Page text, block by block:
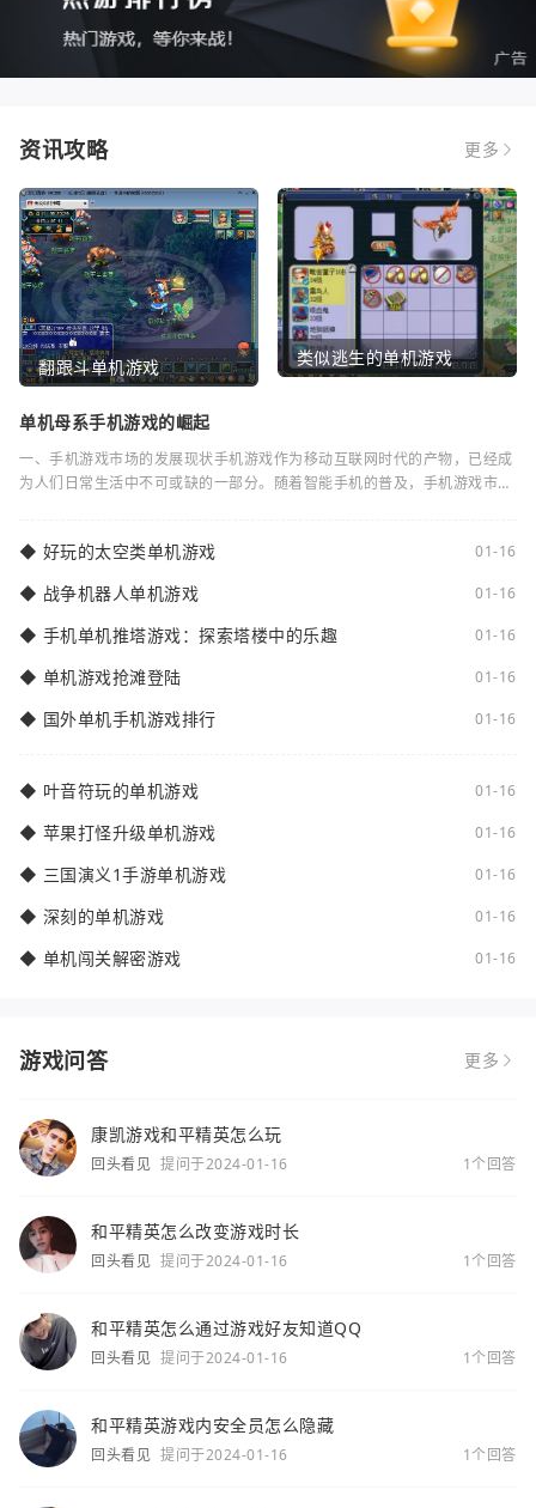
资讯攻略 更多
翻跟斗单机游戏 类似逃生的单机游戏
单机母系手机游戏的崛起
一、手机游戏市场的发展现状手机游戏作为移动互联网时代的产物，已经成
为人们日常生活中不可或缺的一部分。随着智能手机的普及，手机游戏市场
◆ 好玩的太空类单机游戏 01-16
◆ 战争机器人单机游戏 01-16
◆ 手机单机推塔游戏：探索塔楼中的乐趣 01-16
◆ 单机游戏抢滩登陆 01-16
◆ 国外单机手机游戏排行 01-16
◆ 叶音符玩的单机游戏 01-16
◆ 苹果打怪升级单机游戏 01-16
◆ 三国演义1手游单机游戏 01-16
◆ 深刻的单机游戏 01-16
◆ 单机闯关解密游戏 01-16
游戏问答 更多
康凯游戏和平精英怎么玩
回头看见 提问于2024-01-16 1个回答
和平精英怎么改变游戏时长
回头看见 提问于2024-01-16 1个回答
和平精英怎么通过游戏好友知道QQ
回头看见 提问于2024-01-16 1个回答
和平精英游戏内安全员怎么隐藏
回头看见 提问于2024-01-16 1个回答